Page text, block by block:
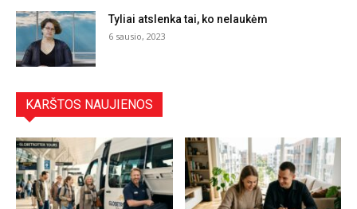
Tyliai atslenka tai, ko nelaukėm
6 sausio, 2023
KARŠTOS NAUJIENOS